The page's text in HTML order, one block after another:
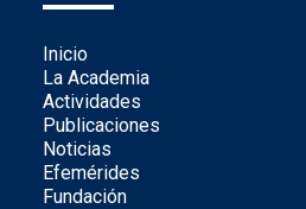
Inicio
La Academia
Actividades
Publicaciones
Noticias
Efemérides
Fundación